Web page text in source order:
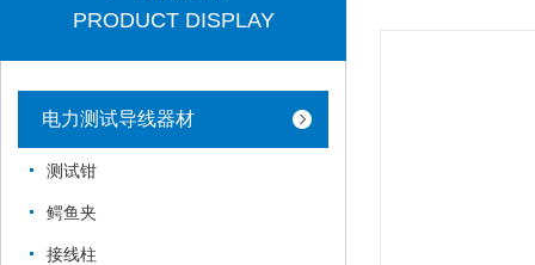
PRODUCT DISPLAY
电力测试导线器材
测试钳
鳄鱼夹
接线柱